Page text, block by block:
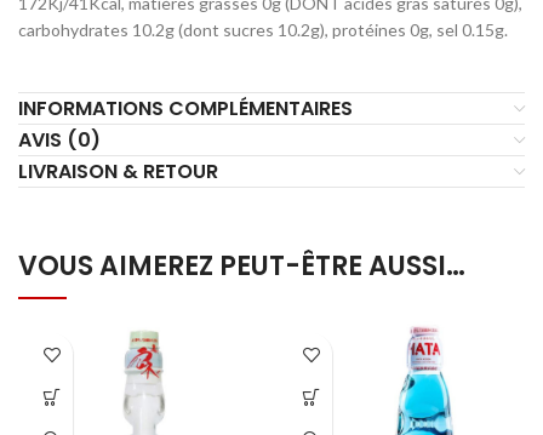
carbohydrates 10.2g (dont sucres 10.2g), protéines 0g, sel 0.15g.
INFORMATIONS COMPLÉMENTAIRES
AVIS (0)
LIVRAISON & RETOUR
VOUS AIMEREZ PEUT-ÊTRE AUSSI…